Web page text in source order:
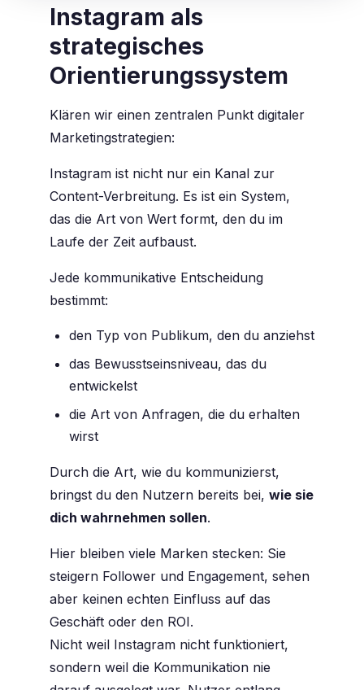
Instagram als
strategisches
Orientierungssystem
Klären wir einen zentralen Punkt digitaler
Marketingstrategien:
Instagram ist nicht nur ein Kanal zur
Content-Verbreitung. Es ist ein System,
das die Art von Wert formt, den du im
Laufe der Zeit aufbaust.
Jede kommunikative Entscheidung
bestimmt:
den Typ von Publikum, den du anziehst
das Bewusstseinsniveau, das du
entwickelst
die Art von Anfragen, die du erhalten
wirst
Durch die Art, wie du kommunizierst,
bringst du den Nutzern bereits bei, wie sie
dich wahrnehmen sollen.
Hier bleiben viele Marken stecken: Sie
steigern Follower und Engagement, sehen
aber keinen echten Einfluss auf das
Geschäft oder den ROI.
Nicht weil Instagram nicht funktioniert,
sondern weil die Kommunikation nie